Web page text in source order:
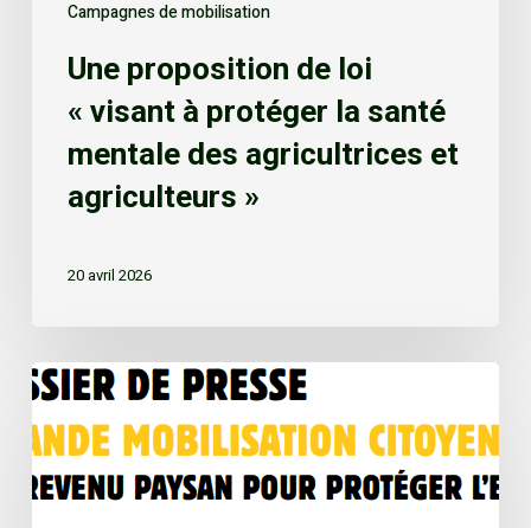
Campagnes de mobilisation
Une proposition de loi
« visant à protéger la santé
mentale des agricultrices et
agriculteurs »
20 avril 2026